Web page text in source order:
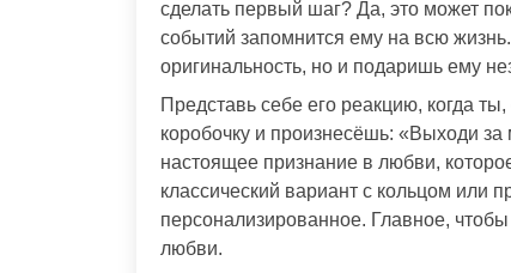
сделать первый шаг? Да, это может
событий запомнится ему на всю
оригинальность, но и подаришь ему
Представь себе его реакцию, когда
коробочку и произнесёшь: «Выходи
настоящее признание в любви,
классический вариант с кольцом или
персонализированное. Главное,
любви.